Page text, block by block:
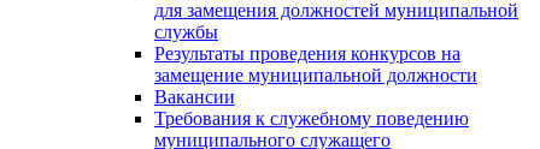
для замещения должностей муниципальной
службы
Результаты проведения конкурсов на
замещение муниципальной должности
Вакансии
Требования к служебному поведению
муниципального служащего